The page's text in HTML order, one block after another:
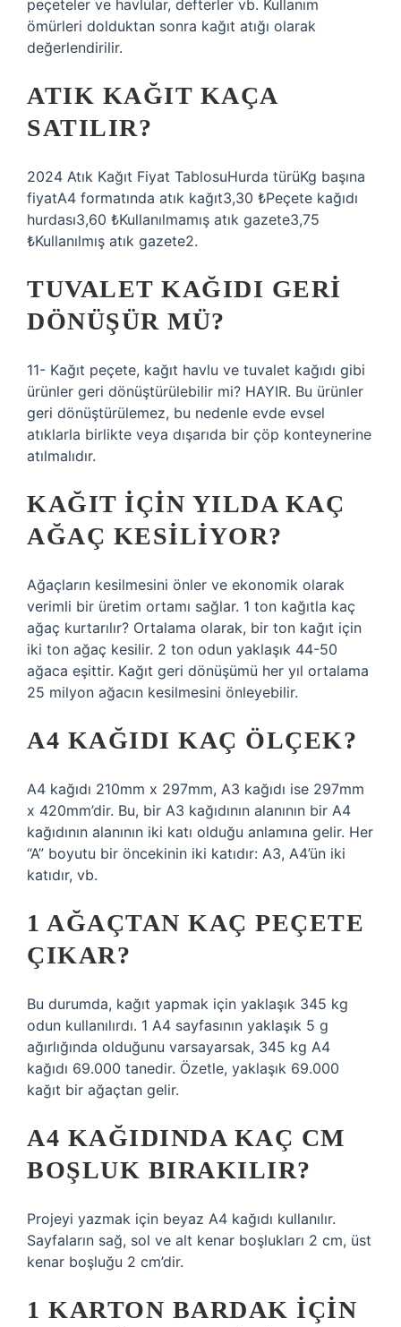
peçeteler ve havlular, defterler vb. Kullanım
ömürleri dolduktan sonra kağıt atığı olarak
değerlendirilir.
ATIK KAĞIT KAÇA
SATILIR?
2024 Atık Kağıt Fiyat TablosuHurda türüKg başına
fiyatA4 formatında atık kağıt3,30 ₺Peçete kağıdı
hurdası3,60 ₺Kullanılmamış atık gazete3,75
₺Kullanılmış atık gazete2.
TUVALET KAĞIDI GERI
DÖNÜŞÜR MÜ?
11- Kağıt peçete, kağıt havlu ve tuvalet kağıdı gibi
ürünler geri dönüştürülebilir mi? HAYIR. Bu ürünler
geri dönüştürülemez, bu nedenle evde evsel
atıklarla birlikte veya dışarıda bir çöp konteynerine
atılmalıdır.
KAĞIT IÇIN YILDA KAÇ
AĞAÇ KESILIYOR?
Ağaçların kesilmesini önler ve ekonomik olarak
verimli bir üretim ortamı sağlar. 1 ton kağıtla kaç
ağaç kurtarılır? Ortalama olarak, bir ton kağıt için
iki ton ağaç kesilir. 2 ton odun yaklaşık 44-50
ağaca eşittir. Kağıt geri dönüşümü her yıl ortalama
25 milyon ağacın kesilmesini önleyebilir.
A4 KAĞIDI KAÇ ÖLÇEK?
A4 kağıdı 210mm x 297mm, A3 kağıdı ise 297mm
x 420mm’dir. Bu, bir A3 kağıdının alanının bir A4
kağıdının alanının iki katı olduğu anlamına gelir. Her
“A” boyutu bir öncekinin iki katıdır: A3, A4’ün iki
katıdır, vb.
1 AĞAÇTAN KAÇ PEÇETE
ÇIKAR?
Bu durumda, kağıt yapmak için yaklaşık 345 kg
odun kullanılırdı. 1 A4 sayfasının yaklaşık 5 g
ağırlığında olduğunu varsayarsak, 345 kg A4
kağıdı 69.000 tanedir. Özetle, yaklaşık 69.000
kağıt bir ağaçtan gelir.
A4 KAĞIDINDA KAÇ CM
BOŞLUK BIRAKILIR?
Projeyi yazmak için beyaz A4 kağıdı kullanılır.
Sayfaların sağ, sol ve alt kenar boşlukları 2 cm, üst
kenar boşluğu 2 cm’dir.
1 KARTON BARDAK IÇIN